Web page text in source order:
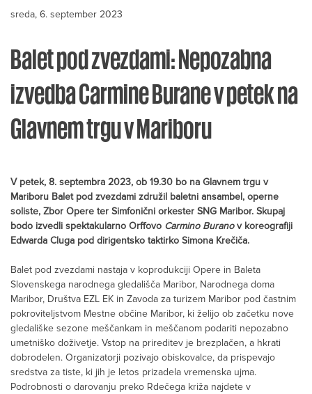
sreda, 6. september 2023
Balet pod zvezdami: Nepozabna
izvedba Carmine Burane v petek na
Glavnem trgu v Mariboru
V petek, 8. septembra 2023, ob 19.30 bo na Glavnem trgu v
Mariboru Balet pod zvezdami združil baletni ansambel, operne
soliste, Zbor Opere ter Simfonični orkester SNG Maribor. Skupaj
bodo izvedli spektakularno Orffovo Carmino Buranov koreografiji
Edwarda Cluga pod dirigentsko taktirko Simona Krečiča.
Balet pod zvezdami nastaja v koprodukciji Opere in Baleta
Slovenskega narodnega gledališča Maribor, Narodnega doma
Maribor, Društva EZL EK in Zavoda za turizem Maribor pod častnim
pokroviteljstvom Mestne občine Maribor, ki želijo ob začetku nove
gledališke sezone meščankam in meščanom podariti nepozabno
umetniško doživetje. Vstop na prireditev je brezplačen, a hkrati
dobrodelen. Organizatorji pozivajo obiskovalce, da prispevajo
sredstva za tiste, ki jih je letos prizadela vremenska ujma.
Podrobnosti o darovanju preko Rdečega križa najdete v